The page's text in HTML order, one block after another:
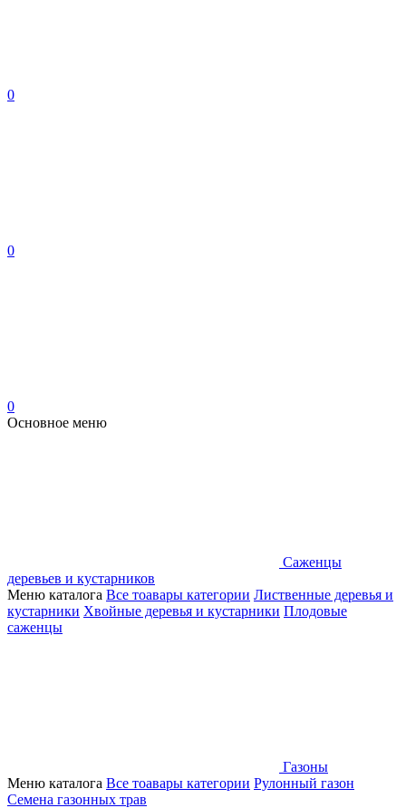
0
0
0
Основное меню
Саженцы
деревьев и кустарников
Меню каталога Все тоавары категории Лиственные деревья и
кустарники Хвойные деревья и кустарники Плодовые
саженцы
Газоны
Меню каталога Все тоавары категории Рулонный газон
Семена газонных трав